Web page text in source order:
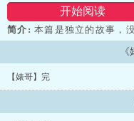
开始阅读
简介: 本篇是独立的故事，
忆凝聚而成， 但它和《色
【婊哥】完